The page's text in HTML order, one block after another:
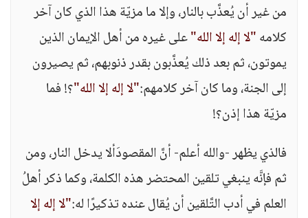
من غير أن يُعذَّب بالنار، وإلا ما مزيّة هذا الذي كان آخر
كلامه"لا إله إلا الله"على غيره من أهل الإيمان الذين
يموتون، ثم بعد ذلك يُعذَّبون بقدر ذنوبهم، ثم يصيرون
إلى الجنة، وما كان آخر كلامهم:"لا إله إلا الله"؟! فما
مزيّة هذا إذن؟!
فالذي يظهر -والله أعلم- أنَّ المقصودَألا يدخل النار، ومن
ثم فإنَّه ينبغي تلقين المحتضر هذه الكلمة، وكما ذكر أهلُ
العلم في أدب التَّلقين أن يُقال عنده تذكيرًا له:"لا إله إلا